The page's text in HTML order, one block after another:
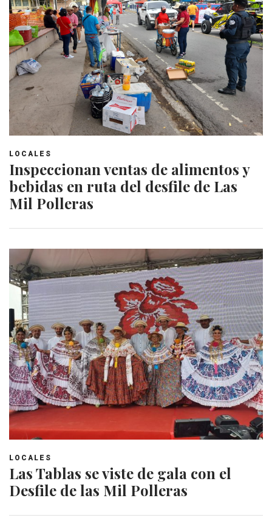
LOCALES
Inspeccionan ventas de alimentos y
bebidas en ruta del desfile de Las
Mil Polleras
LOCALES
Las Tablas se viste de gala con el
Desfile de las Mil Polleras